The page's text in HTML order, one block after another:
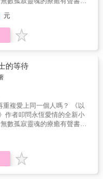
原本不知道的事，或者以為
完全沒搞懂。通常到了那個
冷卻。無論站在哪一方的立
放手。因為無論是過熱還是
住。 & 「不然，設定一段期
日本之前，期間限定的交
決定好終點的關係，就像已
影。 這麼一來，大概彼此都
，承受得住。 那時的我，還
溫度。 & 心痛與徬徨的每個
綴我們的人生。 & 讀者好評
感動推薦！ & 讀完本作
活力，心情也變得很溫暖，
我應該幾十年來不曾因讀書
我馬上又開始讀起第二遍。
要熱愛自己全部的人生，不
很難的事情，我一直是這麼
，原文有聲書由獲獎配音員
羊人少年奇
在琵卓河畔，哭泣。》的深
頭找到我》中超越時空的掛
》中流動的情感和身分，
現了安德列．艾席蒙已臻完
。 這一次，寧可做
不要在無盡的等待中虛擲光
卻
暫時住在南義大利的海灘上
放在其中一人受傷的肩上，
般地消失了。更神奇的是，
謀面，卻正確無誤地指出每
元
的等待
複愛上同一個人嗎？ 《以
作者叩問永恆愛情的全新小
，原文有聲書由獲獎配音員
羊人少年奇
在琵卓河畔，哭泣。》的深